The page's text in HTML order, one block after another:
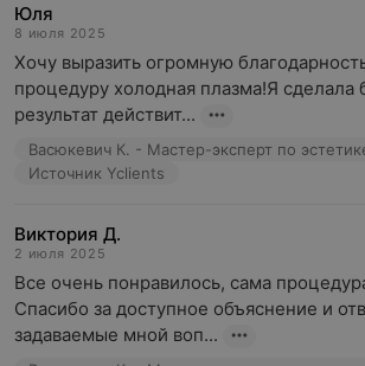
Юля
8 июля 2025
Хочу выразить огромную
процедуру холодная плазма!Я сделала
результат действит...
Васюкевич К. - Мастер-эксперт по
Источник Yclients
Виктория Д.
2 июля 2025
Все очень понравилось, сама
Спасибо за доступное объяснение и
задаваемые мной воп...